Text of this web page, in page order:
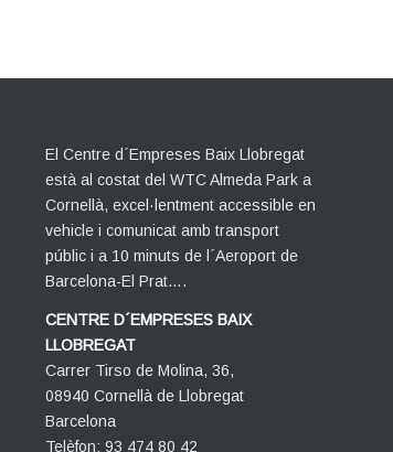
El Centre d´Empreses Baix Llobregat
està al costat del WTC Almeda Park a
Cornellà, excel·lentment accessible en
vehicle i comunicat amb transport
públic i a 10 minuts de l´Aeroport de
Barcelona-El Prat….
CENTRE D´EMPRESES BAIX
LLOBREGAT
Carrer Tirso de Molina, 36,
08940 Cornellà de Llobregat
Barcelona
Telèfon: 93 474 80 42